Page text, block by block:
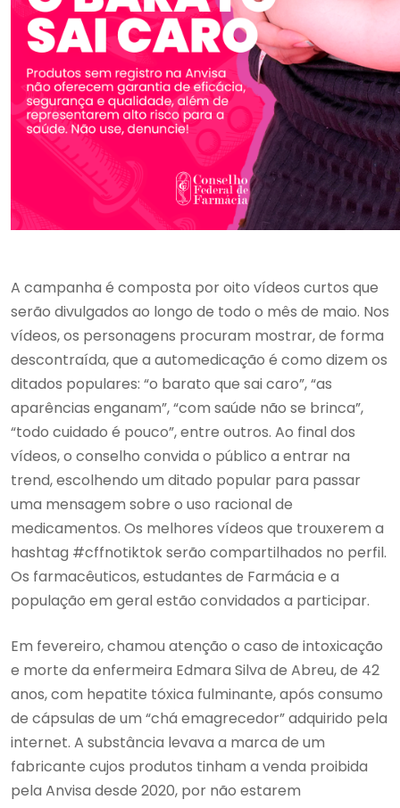
A campanha é composta por oito vídeos curtos que
serão divulgados ao longo de todo o mês de maio. Nos
vídeos, os personagens procuram mostrar, de forma
descontraída, que a automedicação é como dizem os
ditados populares: “o barato que sai caro”, “as
aparências enganam”, “com saúde não se brinca”,
“todo cuidado é pouco”, entre outros. Ao final dos
vídeos, o conselho convida o público a entrar na
trend, escolhendo um ditado popular para passar
uma mensagem sobre o uso racional de
medicamentos. Os melhores vídeos que trouxerem a
hashtag #cffnotiktok serão compartilhados no perfil.
Os farmacêuticos, estudantes de Farmácia e a
população em geral estão convidados a participar.
Em fevereiro, chamou atenção o caso de intoxicação
e morte da enfermeira Edmara Silva de Abreu, de 42
anos, com hepatite tóxica fulminante, após consumo
de cápsulas de um “chá emagrecedor” adquirido pela
internet. A substância levava a marca de um
fabricante cujos produtos tinham a venda proibida
pela Anvisa desde 2020, por não estarem